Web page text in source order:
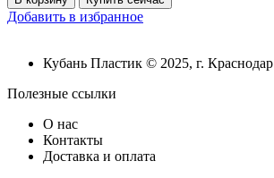
Полотенцедержатель
металлический
Добавить в избранное
Кубань Пластик © 2025, г. Краснодар
Полезные ссылки
О нас
Контакты
Доставка и оплата